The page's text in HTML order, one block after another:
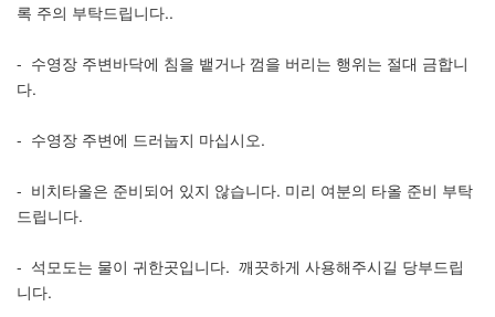
록 주의 부탁드립니다..
- 수영장 주변바닥에 침을 뱉거나 껌을 버리는 행위는 절대 금합니
다.
- 수영장 주변에 드러눕지 마십시오.
- 비치타올은 준비되어 있지 않습니다. 미리 여분의 타올 준비 부탁
드립니다.
- 석모도는 물이 귀한곳입니다. 깨끗하게 사용해주시길 당부드립
니다.